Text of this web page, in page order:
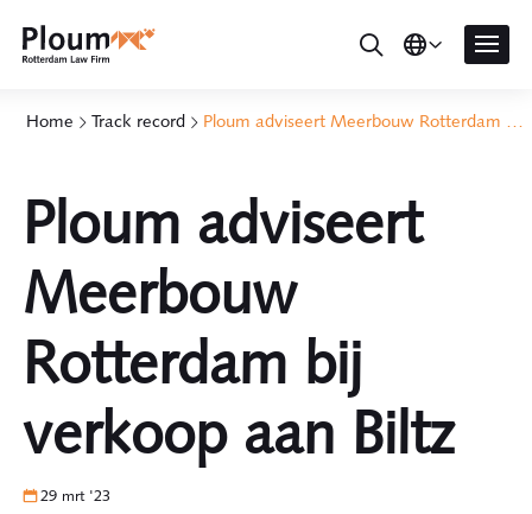
Home Track record Ploum adviseert Meerbouw Rotterdam bij verkoop aan Biltz
Ploum adviseert
Meerbouw
Rotterdam bij
verkoop aan Biltz
29 mrt '23